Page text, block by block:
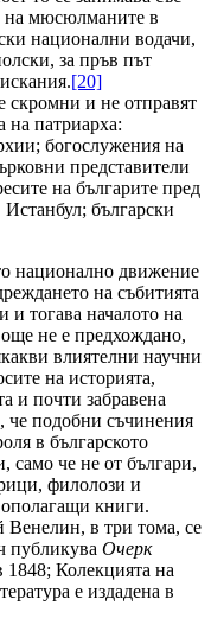
на мюсюлманите в
национални водачи,
за пръв път
[20]
скромни и не отправят
на патриарха:
богослужения на
представители
на българите пред
български
национално движение
на събитията
и тогава началото на
не е предхождано,
влиятелни научни
на историята,
и почти забравена
че подобни съчинения
в българското
само че не от българи,
филолози и
книги.
в три тома, се
публикува Очерк
1848; Колекцията на
е издадена в